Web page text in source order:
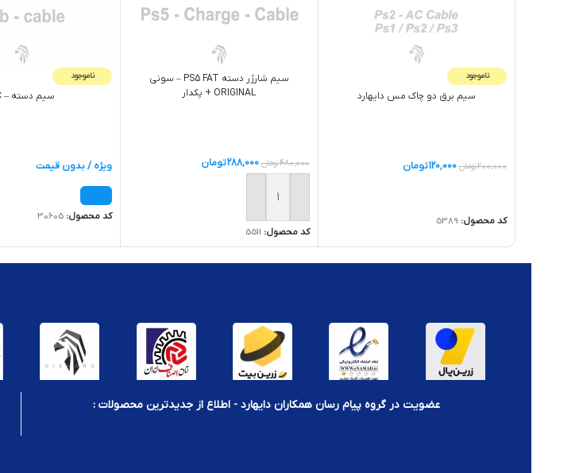
ناموجود
سيم برق دو چاک مس دايهارد
200,000تومان 120,000تومان
کد محصول: 5389
سيم شارژر دسته PS5 FAT – سوني
ORIGINAL + پکدار
480,000تومان 288,000تومان
افزودن به سبد خرید
کد محصول: 5511
ناموجود
سیم دسته – PC
ویژه / بدون قیمت
کد محصول: 30605
عضویت در گروه پیام رسان همکاران دایهارد - اطلاع از جدیدترین محصولات :